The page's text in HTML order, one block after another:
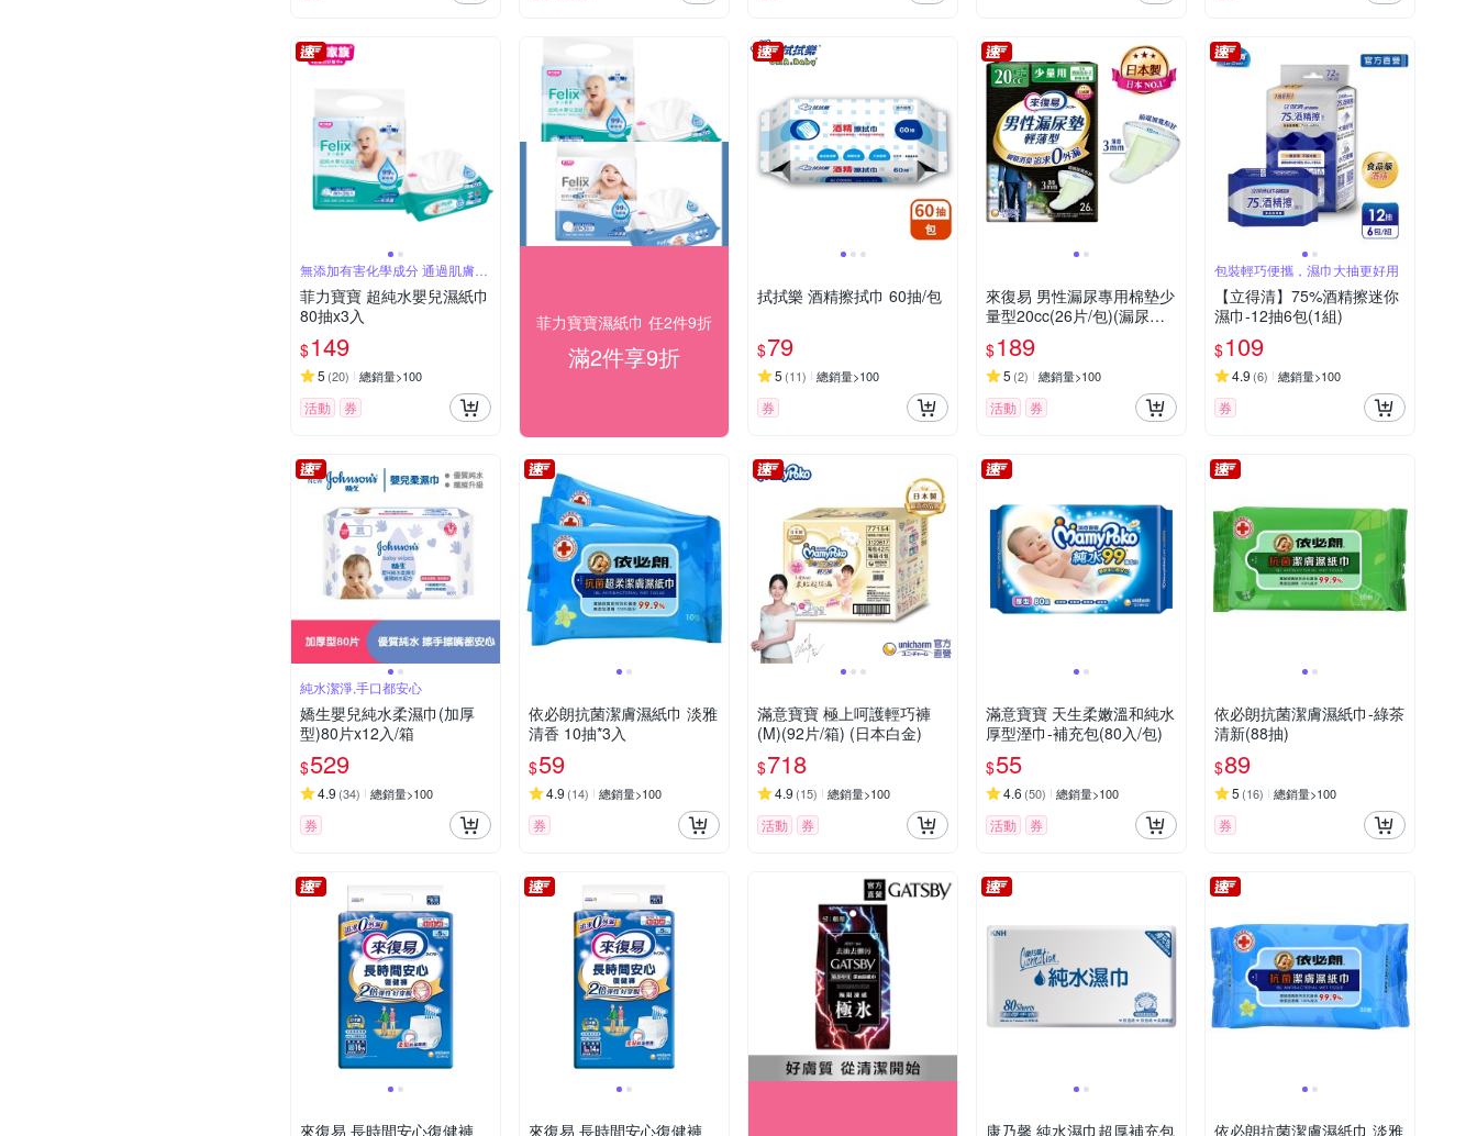
無添加有害化學成分 通過肌膚低
刺激性測試
菲力寶寶 超純水嬰兒濕紙巾
80抽x3入
$149
5 (20) 總銷量>100
活動 券
菲力寶寶濕紙巾 任2件9折
滿2件享9折
拭拭樂 酒精擦拭巾 60抽/包
$79
5 (11) 總銷量>100
券
來復易 男性漏尿專用棉墊少
量型20cc(26片/包)(漏尿專
用)
$189
5 (2) 總銷量>100
活動 券
包裝輕巧便攜，濕巾大抽更好用
【立得清】75%酒精擦迷你
濕巾-12抽6包(1組)
$109
4.9 (6) 總銷量>100
券
純水潔淨,手口都安心
嬌生嬰兒純水柔濕巾(加厚
型)80片x12入/箱
$529
4.9 (34) 總銷量>100
券
依必朗抗菌潔膚濕紙巾 淡雅
清香 10抽*3入
$59
4.9 (14) 總銷量>100
券
滿意寶寶 極上呵護輕巧褲
(M)(92片/箱) (日本白金)
$718
4.9 (15) 總銷量>100
活動 券
滿意寶寶 天生柔嫩溫和純水
厚型溼巾-補充包(80入/包)
$55
4.6 (50) 總銷量>100
活動 券
依必朗抗菌潔膚濕紙巾-綠茶
清新(88抽)
$89
5 (16) 總銷量>100
券
來復易 長時間安心復健褲 來復易 長時間安心復健褲 康乃馨 純水濕巾超厚補充包 依必朗抗菌潔膚濕紙巾 淡雅